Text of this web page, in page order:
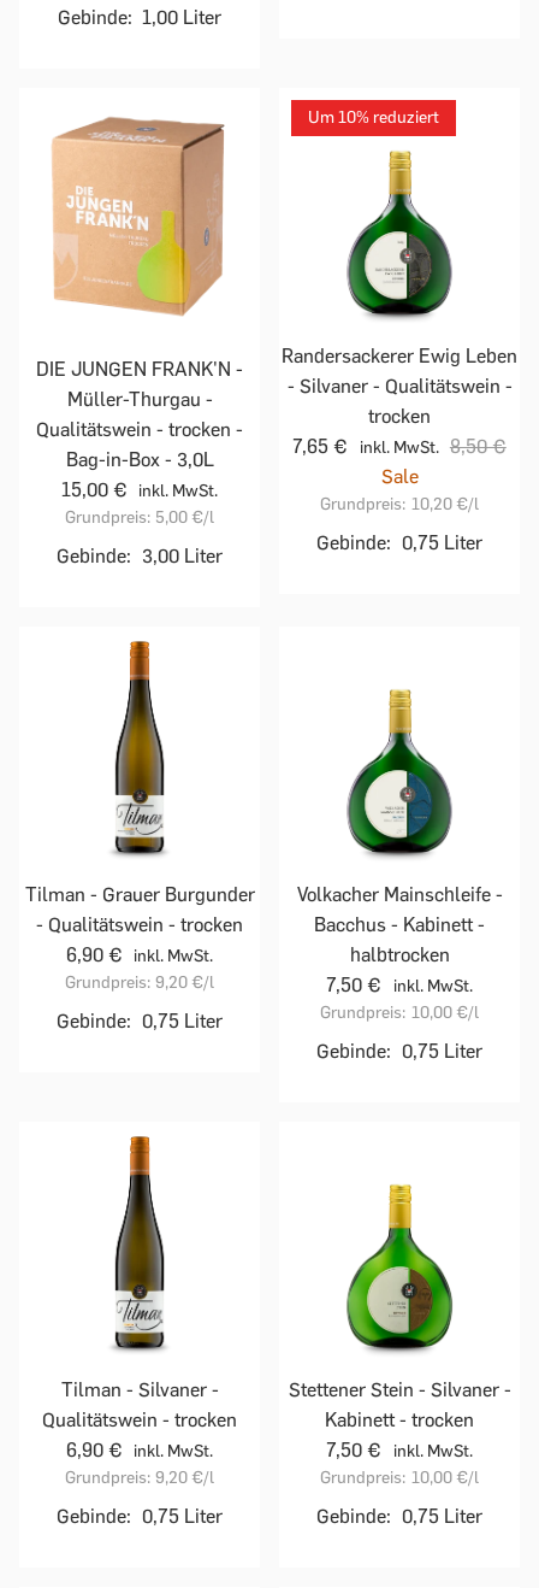
Gebinde: 1,00 Liter
DIE JUNGEN FRANK'N -
Müller-Thurgau -
Qualitätswein - trocken -
Bag-in-Box - 3,0L
15,00 €
inkl. MwSt.
Grundpreis: 5,00 €/l
Gebinde: 3,00 Liter
Um 10% reduziert
Randersackerer Ewig Leben
- Silvaner - Qualitätswein -
trocken
7,65 €
inkl. MwSt. 8,50 €
Sale
Grundpreis: 10,20 €/l
Gebinde: 0,75 Liter
Tilman - Grauer Burgunder
- Qualitätswein - trocken
6,90 €
inkl. MwSt.
Grundpreis: 9,20 €/l
Gebinde: 0,75 Liter
Volkacher Mainschleife -
Bacchus - Kabinett -
halbtrocken
7,50 €
inkl. MwSt.
Grundpreis: 10,00 €/l
Gebinde: 0,75 Liter
Tilman - Silvaner -
Qualitätswein - trocken
6,90 €
inkl. MwSt.
Grundpreis: 9,20 €/l
Gebinde: 0,75 Liter
Stettener Stein - Silvaner -
Kabinett - trocken
7,50 €
inkl. MwSt.
Grundpreis: 10,00 €/l
Gebinde: 0,75 Liter